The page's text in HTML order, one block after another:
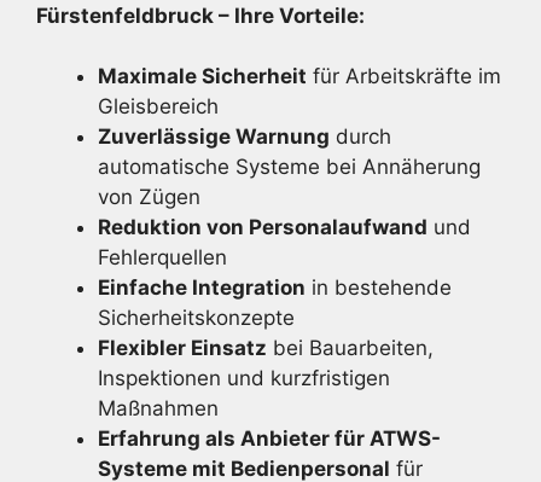
Fürstenfeldbruck – Ihre Vorteile:
Maximale Sicherheit für Arbeitskräfte im
Gleisbereich
Zuverlässige Warnung durch
automatische Systeme bei Annäherung
von Zügen
Reduktion von Personalaufwand und
Fehlerquellen
Einfache Integration in bestehende
Sicherheitskonzepte
Flexibler Einsatz bei Bauarbeiten,
Inspektionen und kurzfristigen
Maßnahmen
Erfahrung als Anbieter für ATWS-
Systeme mit Bedienpersonal für